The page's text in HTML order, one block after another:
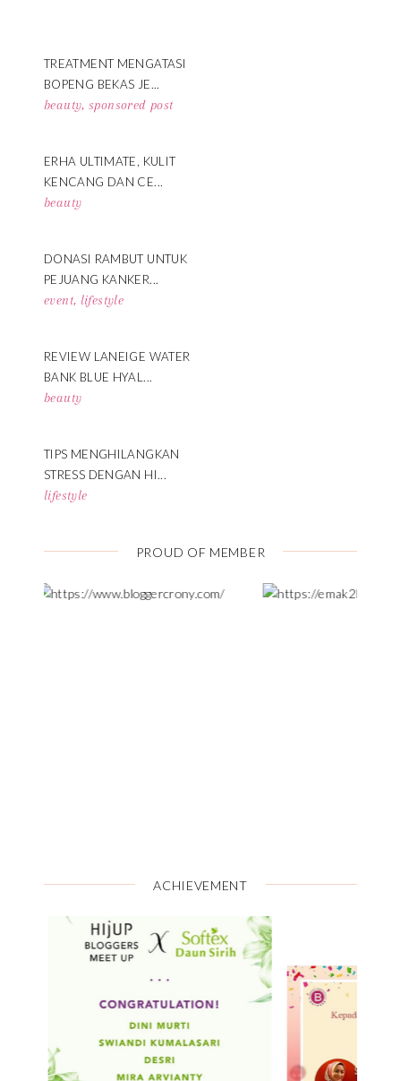
TREATMENT MENGATASI
BOPENG BEKAS JE...
beauty, sponsored post
ERHA ULTIMATE, KULIT
KENCANG DAN CE...
beauty
DONASI RAMBUT UNTUK
PEJUANG KANKER...
event, lifestyle
REVIEW LANEIGE WATER
BANK BLUE HYAL...
beauty
TIPS MENGHILANGKAN
STRESS DENGAN HI...
lifestyle
PROUD OF MEMBER
ACHIEVEMENT